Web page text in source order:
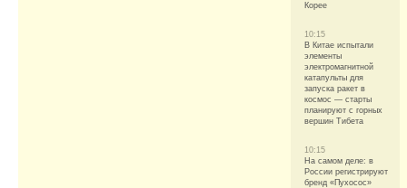
Корее
10:15
В Китае испытали
элементы
электромагнитной
катапульты для
запуска ракет в
космос — старты
планируют с горных
вершин Тибета
10:15
На самом деле: в
России регистрируют
бренд «Пухосос»